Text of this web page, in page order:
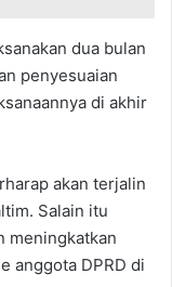
dua bulan
penyesuaian
di akhir
akan terjalin
Salain itu
meningkatkan
anggota DPRD di